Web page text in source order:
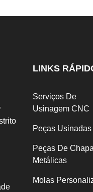
LINKS
Serviços De
Usinagem CNC
Peças
Peças De
Metálicas
Molas